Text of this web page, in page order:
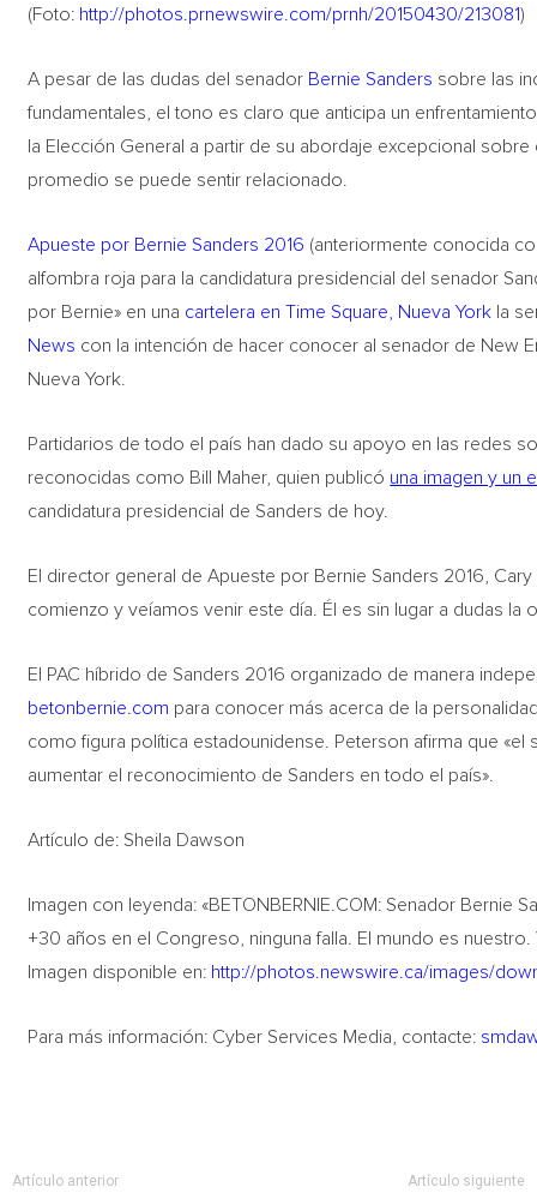
(Foto: http://photos.prnewswire.com/prnh/20150430/213081)
A pesar de las dudas del senador Bernie Sanders sobre las
fundamentales, el tono es claro que anticipa un
la Elección General a partir de su abordaje excepcional
promedio se puede sentir relacionado.
Apueste por Bernie Sanders 2016 (anteriormente conocida
alfombra roja para la candidatura presidencial del senador
por Bernie» en una cartelera en Time Square, Nueva York la
News con la intención de hacer conocer al senador de New
Nueva York.
Partidarios de todo el país han dado su apoyo en las redes
reconocidas como Bill Maher, quien publicó una imagen y un
candidatura presidencial de Sanders de hoy.
El director general de Apueste por Bernie Sanders 2016,
comienzo y veíamos venir este día. Él es sin lugar a dudas la
El PAC híbrido de Sanders 2016 organizado de manera
betonbernie.com para conocer más acerca de la
como figura política estadounidense. Peterson afirma que
aumentar el reconocimiento de Sanders en todo el país».
Artículo de: Sheila Dawson
Imagen con leyenda: «BETONBERNIE.COM: Senador
+30 años en el Congreso, ninguna falla. El mundo es
Imagen disponible en: http://photos.newswire.ca/images/
Para más información: Cyber Services Media, contacte:
Artículo anterior Artículo siguiente